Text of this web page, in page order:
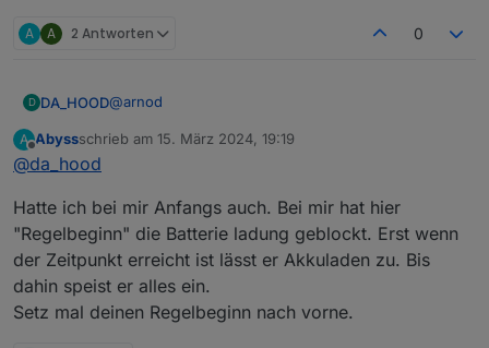
A A 2 Antworten 0
D DA_HOOD@arnod
Ja habe ich auf 70% eingestellt bei allen
macht er es schon wieder. Akku bei 0% und er
speist 300 Watt lieber ins Netz als in den Akku. :/
Update:
Scheinbar ist es ein Bug bei 0% Akku. Schaltet man
die Regelung ab und bei 1% Akku wieder ein,
funktioniert es wieder… Das macht das ganze nur
für mich leider jetzt unbrauchbar :(
A
Offline
Abyssschrieb am 15. März 2024, 19:19
zuletzt editiert von
@da_hood
Hatte ich bei mir Anfangs auch. Bei mir hat hier
"Regelbeginn" die Batterie ladung geblockt. Erst wenn
der Zeitpunkt erreicht ist lässt er Akkuladen zu. Bis
dahin speist er alles ein.
Setz mal deinen Regelbeginn nach vorne.